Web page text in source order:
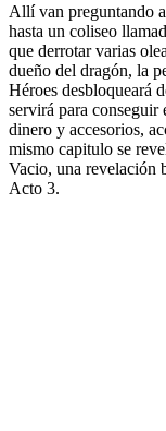
Allí van preguntando
hasta un coliseo
que derrotar varias
dueño del dragón, la
Héroes desbloqueará
servirá para conseguir
dinero y accesorios,
mismo capitulo se
Vacio, una revelación
Acto 3.